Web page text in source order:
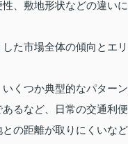
、敷地形状などの違い
た市場全体の傾向とエ
くつか典型的なパターン
るなど、日常の交通利
の距離が取りにくいな